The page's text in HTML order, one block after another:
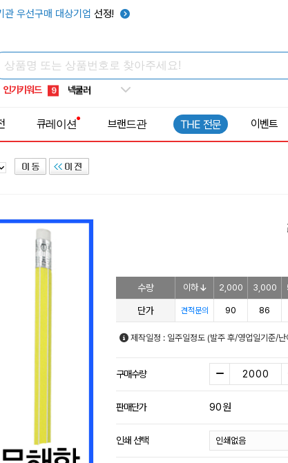
관 우선구매 대상기업 선정!
인기키워드
5 키캡
8 쿨토시
9 넥쿨러
1 선풍기
큐레이션 브랜드관 THE 전문 이벤트
수량 이하 2,000 3,000
단가 견적문의 90 86
제작일정 : 일주일정도 (발주 후/영업일기준/난
구매수량
판매단가 90원
인쇄 선택